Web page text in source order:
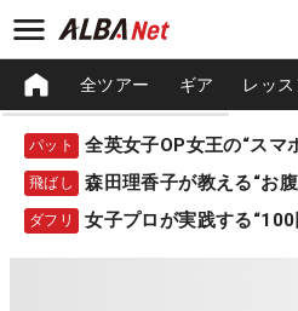
全ツアー ギア レッス
パット 全英女子OP女王の“スマ
飛ばし 森田理香子が教える“お
ダフリ 女子プロが実践する“100